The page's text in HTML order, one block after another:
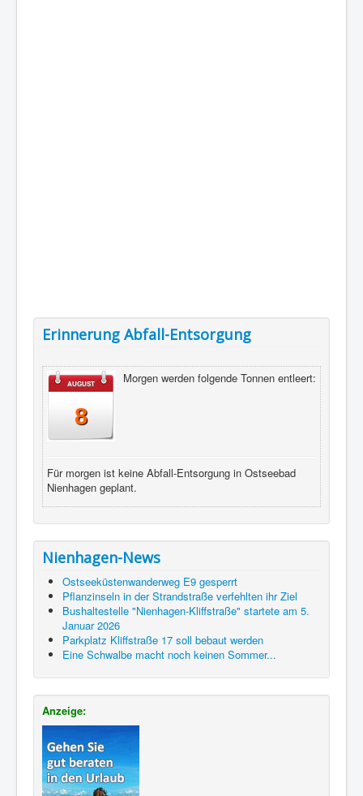
Erinnerung Abfall-Entsorgung
AUGUST
8
Morgen werden folgende Tonnen entleert:
Für morgen ist keine Abfall-Entsorgung in Ostseebad
Nienhagen geplant.
Nienhagen-News
Ostseeküstenwanderweg E9 gesperrt
Pflanzinseln in der Strandstraße verfehlten ihr Ziel
Bushaltestelle "Nienhagen-Kliffstraße" startete am 5.
Januar 2026
Parkplatz Kliffstraße 17 soll bebaut werden
Eine Schwalbe macht noch keinen Sommer...
Anzeige: